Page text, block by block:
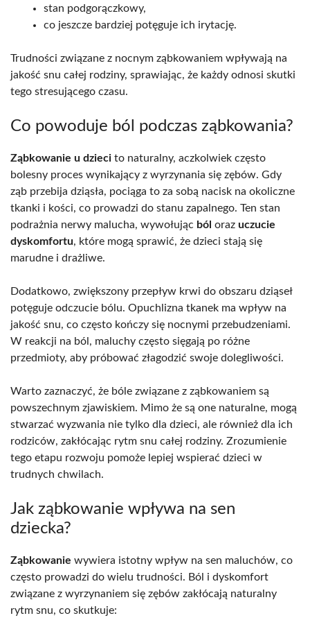
stan podgorączkowy,
co jeszcze bardziej potęguje ich irytację.
Trudności związane z nocnym ząbkowaniem wpływają na
jakość snu całej rodziny, sprawiając, że każdy odnosi skutki
tego stresującego czasu.
Co powoduje ból podczas ząbkowania?
Ząbkowanie u dzieci to naturalny, aczkolwiek często
bolesny proces wynikający z wyrzynania się zębów. Gdy
ząb przebija dziąsła, pociąga to za sobą nacisk na okoliczne
tkanki i kości, co prowadzi do stanu zapalnego. Ten stan
podrażnia nerwy malucha, wywołując ból oraz uczucie
dyskomfortu, które mogą sprawić, że dzieci stają się
marudne i drażliwe.
Dodatkowo, zwiększony przepływ krwi do obszaru dziąseł
potęguje odczucie bólu. Opuchlizna tkanek ma wpływ na
jakość snu, co często kończy się nocnymi przebudzeniami.
W reakcji na ból, maluchy często sięgają po różne
przedmioty, aby próbować złagodzić swoje dolegliwości.
Warto zaznaczyć, że bóle związane z ząbkowaniem są
powszechnym zjawiskiem. Mimo że są one naturalne, mogą
stwarzać wyzwania nie tylko dla dzieci, ale również dla ich
rodziców, zakłócając rytm snu całej rodziny. Zrozumienie
tego etapu rozwoju pomoże lepiej wspierać dzieci w
trudnych chwilach.
Jak ząbkowanie wpływa na sen
dziecka?
Ząbkowanie wywiera istotny wpływ na sen maluchów, co
często prowadzi do wielu trudności. Ból i dyskomfort
związane z wyrzynaniem się zębów zakłócają naturalny
rytm snu, co skutkuje: